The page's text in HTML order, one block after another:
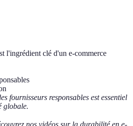
l'ingrédient clé d'un e-commerce
fournisseurs responsables est essentiel
globale.